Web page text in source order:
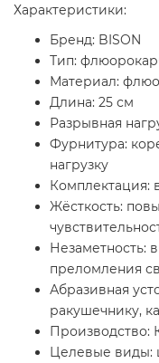
Характеристики:
Бренд: BISON
Тип:
Материал:
Длина: 25 см
Разрывная
Фурнитура:
нагрузку
Комплектация:
Жёсткость:
Незаметность:
преломления
Абразивная
ракушечнику,
Производство:
Целевые виды: